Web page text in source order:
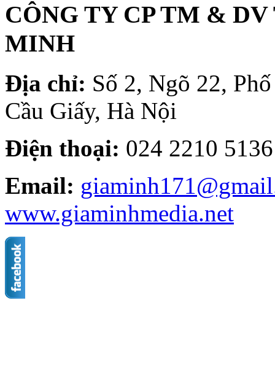
CÔNG TY CP TM &
MINH
Địa chỉ: Số 2, Ngõ 22,
Cầu Giấy, Hà Nội
Điện thoại: 024 2210
Email:
www.giaminhmedia.net